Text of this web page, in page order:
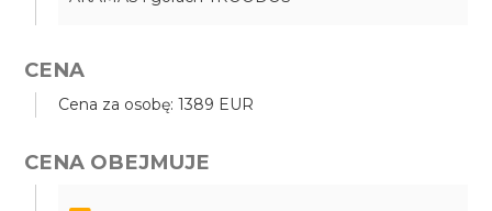
CENA
Cena za osobę: 1389 EUR
CENA OBEJMUJE